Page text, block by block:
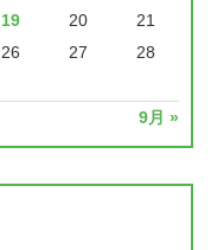
9月 »
19 20
21
26 27
28